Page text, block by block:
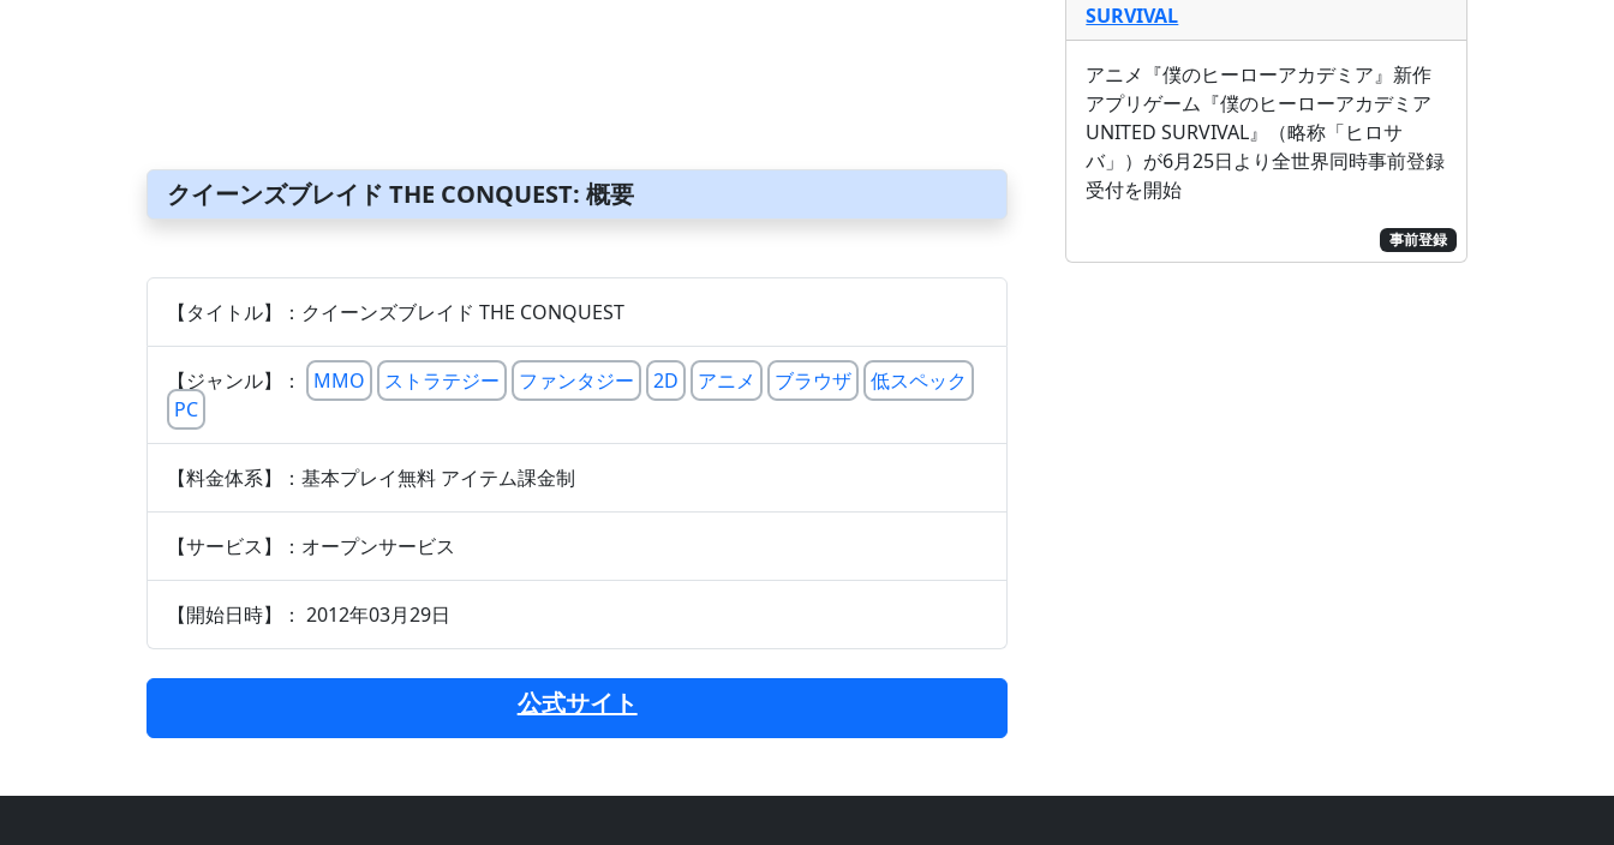
クイーンズブレイド THE CONQUEST: 概要
【タイトル】：クイーンズブレイド THE CONQUEST
【ジャンル】： MMO ストラテジー ファンタジー 2D アニメ ブラウザ
低スペック
PC
【料金体系】：基本プレイ無料 アイテム課金制
【サービス】：オープンサービス
【開始日時】： 2012年03月29日
公式サイト
SURVIVAL
事前登録
アニメ『僕のヒーローアカデミア』新作
アプリゲーム『僕のヒーローアカデミア
UNITED SURVIVAL』（略称「ヒロサ
バ」）が6月25日より全世界同時事前登録
受付を開始